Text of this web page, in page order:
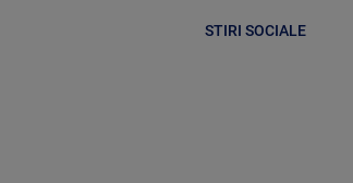
STIRI SOCIALE